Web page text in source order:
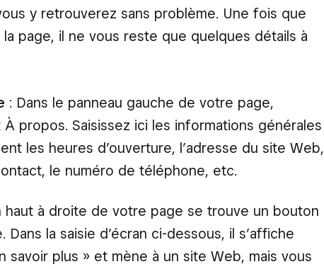
y retrouverez sans problème. Une fois que
page, il ne vous reste que quelques détails à
: Dans le panneau gauche de votre page,
À propos. Saisissez ici les informations générales
les heures d’ouverture, l’adresse du site Web,
le numéro de téléphone, etc.
haut à droite de votre page se trouve un bouton
Dans la saisie d’écran ci-dessous, il s’affiche
savoir plus » et mène à un site Web, mais vous